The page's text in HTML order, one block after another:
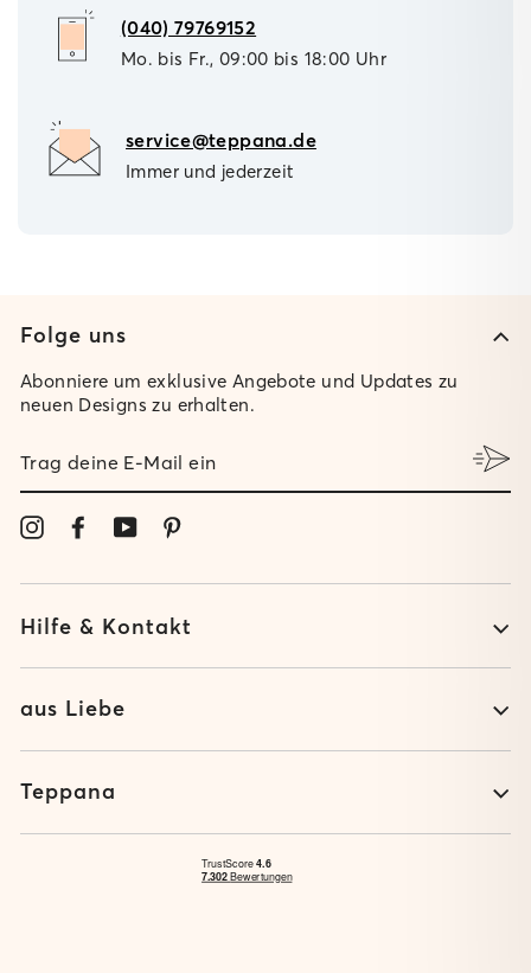
(040) 79769152
Mo. bis Fr., 09:00 bis 18:00 Uhr
service@teppana.de
Immer und jederzeit
Hilfe & Kontakt
aus Liebe
Teppana
Folge uns
Abonniere um exklusive Angebote und Updates zu
neuen Designs zu erhalten.
DEINE
E-
MAIL
EIN InstagramFacebook
YouTube